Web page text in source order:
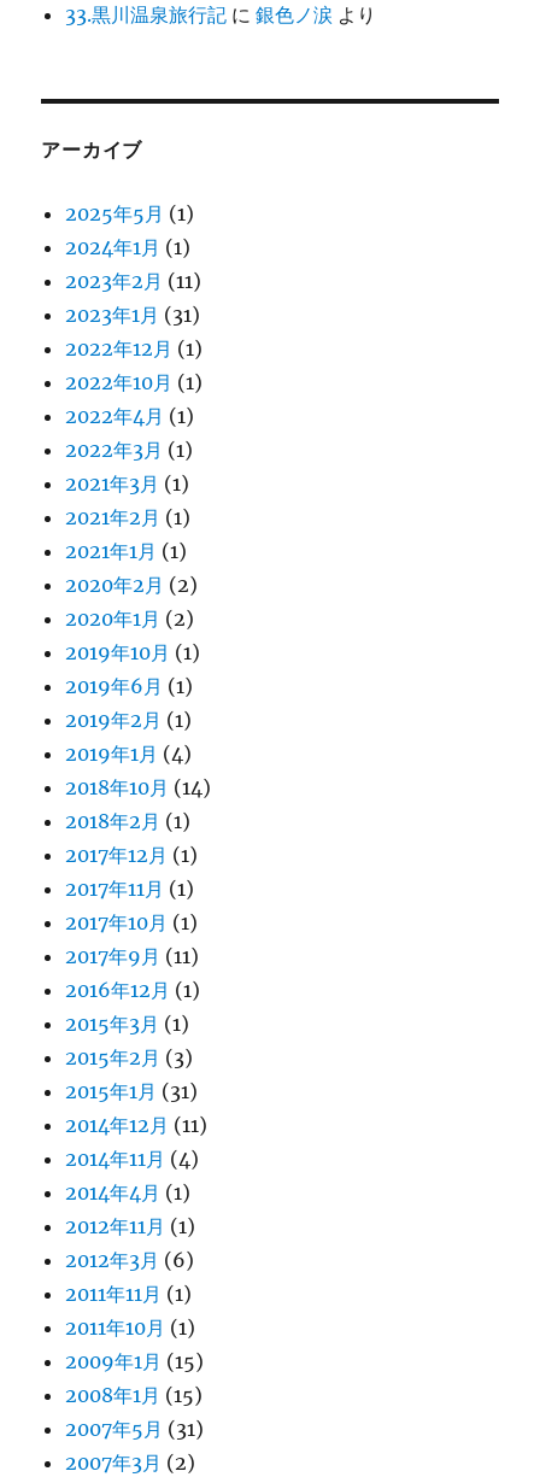
33.黒川温泉旅行記 に銀色ノ涙 より
アーカイブ
2025年5月 (1)
2024年1月 (1)
2023年2月 (11)
2023年1月 (31)
2022年12月 (1)
2022年10月 (1)
2022年4月 (1)
2022年3月 (1)
2021年3月 (1)
2021年2月 (1)
2021年1月 (1)
2020年2月 (2)
2020年1月 (2)
2019年10月 (1)
2019年6月 (1)
2019年2月 (1)
2019年1月 (4)
2018年10月 (14)
2018年2月 (1)
2017年12月 (1)
2017年11月 (1)
2017年10月 (1)
2017年9月 (11)
2016年12月 (1)
2015年3月 (1)
2015年2月 (3)
2015年1月 (31)
2014年12月 (11)
2014年11月 (4)
2014年4月 (1)
2012年11月 (1)
2012年3月 (6)
2011年11月 (1)
2011年10月 (1)
2009年1月 (15)
2008年1月 (15)
2007年5月 (31)
2007年3月 (2)